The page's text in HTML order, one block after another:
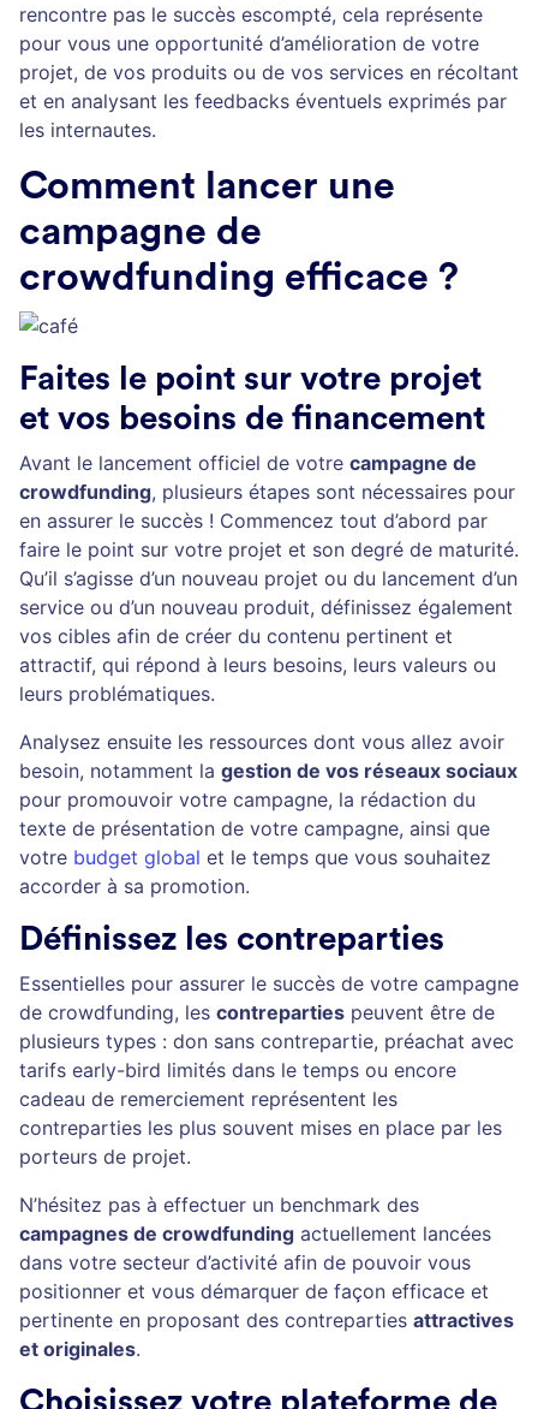
rencontre pas le succès escompté, cela représente
pour vous une opportunité d’amélioration de votre
projet, de vos produits ou de vos services en récoltant
et en analysant les feedbacks éventuels exprimés par
les internautes.
Comment lancer une
campagne de
crowdfunding efficace ?
Faites le point sur votre projet
et vos besoins de financement
Avant le lancement officiel de votre campagne de
crowdfunding, plusieurs étapes sont nécessaires pour
en assurer le succès ! Commencez tout d’abord par
faire le point sur votre projet et son degré de maturité.
Qu’il s’agisse d’un nouveau projet ou du lancement d’un
service ou d’un nouveau produit, définissez également
vos cibles afin de créer du contenu pertinent et
attractif, qui répond à leurs besoins, leurs valeurs ou
leurs problématiques.
Analysez ensuite les ressources dont vous allez avoir
besoin, notamment la gestion de vos réseaux sociaux
pour promouvoir votre campagne, la rédaction du
texte de présentation de votre campagne, ainsi que
votre budget global et le temps que vous souhaitez
accorder à sa promotion.
Définissez les contreparties
Essentielles pour assurer le succès de votre campagne
de crowdfunding, les contreparties peuvent être de
plusieurs types : don sans contrepartie, préachat avec
tarifs early-bird limités dans le temps ou encore
cadeau de remerciement représentent les
contreparties les plus souvent mises en place par les
porteurs de projet.
N’hésitez pas à effectuer un benchmark des
campagnes de crowdfunding actuellement lancées
dans votre secteur d’activité afin de pouvoir vous
positionner et vous démarquer de façon efficace et
pertinente en proposant des contreparties attractives
et originales.
Choisissez votre plateforme de